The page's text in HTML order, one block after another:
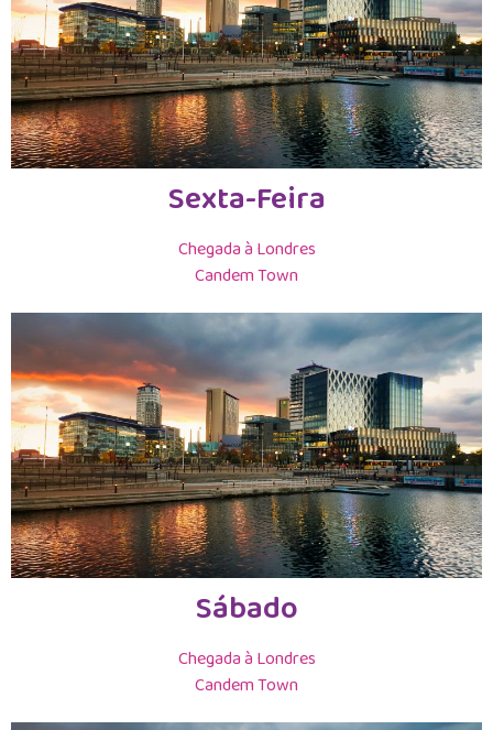
Sexta-Feira
Chegada à Londres
Candem Town
Sábado
Chegada à Londres
Candem Town